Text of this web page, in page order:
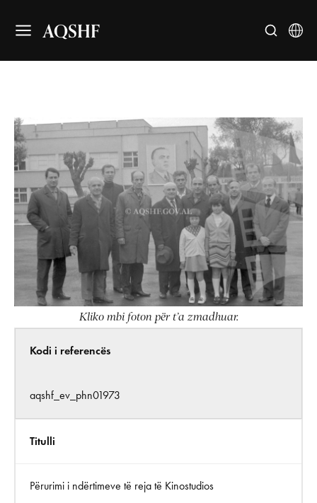
AQSHF
Kliko mbi foton për t’a zmadhuar.
Kodi i referencës
aqshf_ev_phn01973
Titulli
Përurimi i ndërtimeve të reja të Kinostudios